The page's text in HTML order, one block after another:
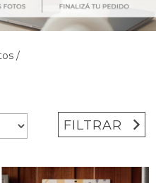
/
FILTRAR